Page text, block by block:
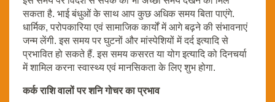
सकता है. भाई बंधुओं के साथ आप कुछ अधिक समय बिता पाएंगे.
धार्मिक, परोपकारिया एवं सामाजिक कार्यों में आगे बढ़ने की संभावनाएं
जन्म लेंगी. इस समय पर घुटनों और मांस्पेशियों में दर्द इत्यादि से
प्रभावित हो सकते हैं. इस समय कसरत या योग इत्यादि को दिनचर्या
में शामिल करना स्वास्थ्य एवं मानसिकता के लिए शुभ होगा.
कर्क राशि वालों पर शनि गोचर का प्रभाव